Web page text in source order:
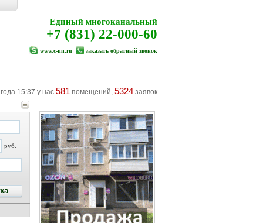
Единый многоканальный
+7 (831) 22-000-60
www.c-nn.ru заказать обратный звонок
15:37 у нас 581помещений, 5324заявок
руб.